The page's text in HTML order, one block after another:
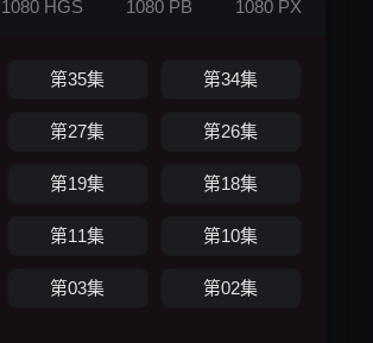
1080 HGS 1080 PB 1080 PX
第35集 第34集
第27集 第26集
第19集 第18集
第11集 第10集
第03集 第02集